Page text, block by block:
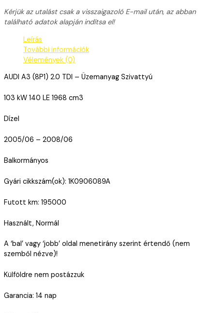
Kérjük az utalást csak a visszaigazoló E-mail után, az abban
található adatok alapján indítsa el!
Leírás
További információk
Vélemények (0)
AUDI A3 (8P1) 2.0 TDI – Üzemanyag Szivattyú
103 kW 140 LE 1968 cm3
Dízel
2005/06 – 2008/06
Balkormányos
Gyári cikkszám(ok): 1K0906089A
Futott km: 195000
Használt, Normál
A ‘bal’ vagy ‘jobb’ oldal menetirány szerint értendő (nem
szemből nézve)!
Külföldre nem postázzuk
Garancia: 14 nap